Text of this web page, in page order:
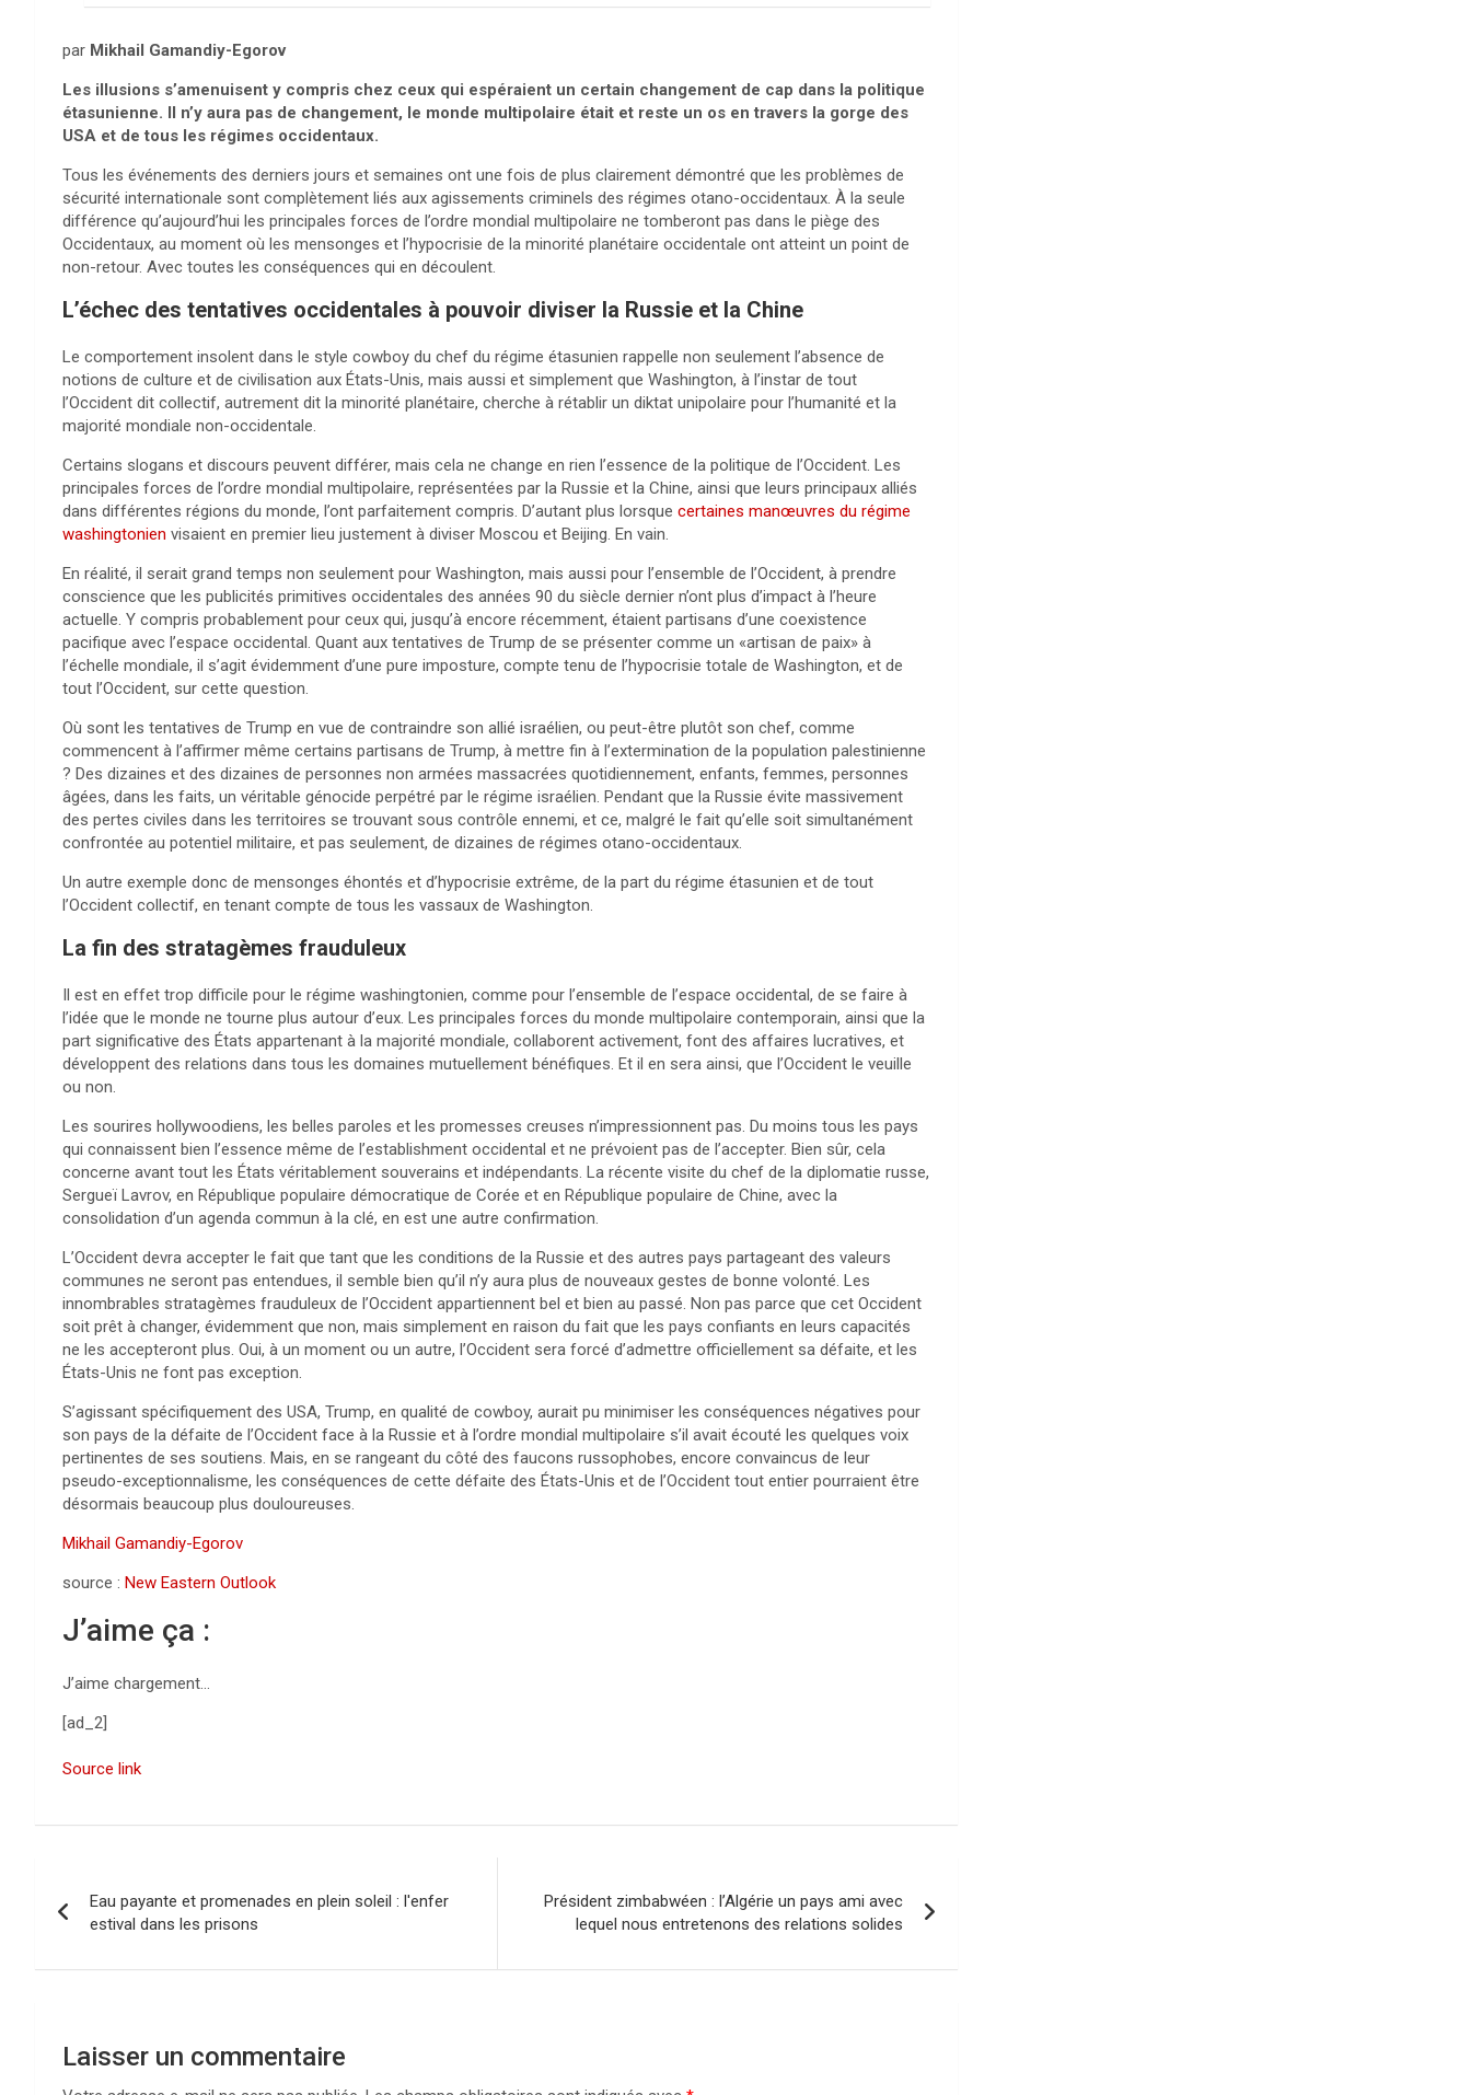
par Mikhail Gamandiy-Egorov
Les illusions s’amenuisent y compris chez ceux qui espéraient un certain changement de cap dans la politique
étasunienne. Il n’y aura pas de changement, le monde multipolaire était et reste un os en travers la gorge des
USA et de tous les régimes occidentaux.
Tous les événements des derniers jours et semaines ont une fois de plus clairement démontré que les problèmes de
sécurité internationale sont complètement liés aux agissements criminels des régimes otano-occidentaux. À la seule
différence qu’aujourd’hui les principales forces de l’ordre mondial multipolaire ne tomberont pas dans le piège des
Occidentaux, au moment où les mensonges et l’hypocrisie de la minorité planétaire occidentale ont atteint un point de
non-retour. Avec toutes les conséquences qui en découlent.
L’échec des tentatives occidentales à pouvoir diviser la Russie et la Chine
Le comportement insolent dans le style cowboy du chef du régime étasunien rappelle non seulement l’absence de
notions de culture et de civilisation aux États-Unis, mais aussi et simplement que Washington, à l’instar de tout
l’Occident dit collectif, autrement dit la minorité planétaire, cherche à rétablir un diktat unipolaire pour l’humanité et la
majorité mondiale non-occidentale.
Certains slogans et discours peuvent différer, mais cela ne change en rien l’essence de la politique de l’Occident. Les
principales forces de l’ordre mondial multipolaire, représentées par la Russie et la Chine, ainsi que leurs principaux alliés
dans différentes régions du monde, l’ont parfaitement compris. D’autant plus lorsque certaines manœuvres du régime
washingtonien visaient en premier lieu justement à diviser Moscou et Beijing. En vain.
En réalité, il serait grand temps non seulement pour Washington, mais aussi pour l’ensemble de l’Occident, à prendre
conscience que les publicités primitives occidentales des années 90 du siècle dernier n’ont plus d’impact à l’heure
actuelle. Y compris probablement pour ceux qui, jusqu’à encore récemment, étaient partisans d’une coexistence
pacifique avec l’espace occidental. Quant aux tentatives de Trump de se présenter comme un «artisan de paix» à
l’échelle mondiale, il s’agit évidemment d’une pure imposture, compte tenu de l’hypocrisie totale de Washington, et de
tout l’Occident, sur cette question.
Où sont les tentatives de Trump en vue de contraindre son allié israélien, ou peut-être plutôt son chef, comme
commencent à l’affirmer même certains partisans de Trump, à mettre fin à l’extermination de la population palestinienne
? Des dizaines et des dizaines de personnes non armées massacrées quotidiennement, enfants, femmes, personnes
âgées, dans les faits, un véritable génocide perpétré par le régime israélien. Pendant que la Russie évite massivement
des pertes civiles dans les territoires se trouvant sous contrôle ennemi, et ce, malgré le fait qu’elle soit simultanément
confrontée au potentiel militaire, et pas seulement, de dizaines de régimes otano-occidentaux.
Un autre exemple donc de mensonges éhontés et d’hypocrisie extrême, de la part du régime étasunien et de tout
l’Occident collectif, en tenant compte de tous les vassaux de Washington.
La fin des stratagèmes frauduleux
Il est en effet trop difficile pour le régime washingtonien, comme pour l’ensemble de l’espace occidental, de se faire à
l’idée que le monde ne tourne plus autour d’eux. Les principales forces du monde multipolaire contemporain, ainsi que la
part significative des États appartenant à la majorité mondiale, collaborent activement, font des affaires lucratives, et
développent des relations dans tous les domaines mutuellement bénéfiques. Et il en sera ainsi, que l’Occident le veuille
ou non.
Les sourires hollywoodiens, les belles paroles et les promesses creuses n’impressionnent pas. Du moins tous les pays
qui connaissent bien l’essence même de l’establishment occidental et ne prévoient pas de l’accepter. Bien sûr, cela
concerne avant tout les États véritablement souverains et indépendants. La récente visite du chef de la diplomatie russe,
Sergueï Lavrov, en République populaire démocratique de Corée et en République populaire de Chine, avec la
consolidation d’un agenda commun à la clé, en est une autre confirmation.
L’Occident devra accepter le fait que tant que les conditions de la Russie et des autres pays partageant des valeurs
communes ne seront pas entendues, il semble bien qu’il n’y aura plus de nouveaux gestes de bonne volonté. Les
innombrables stratagèmes frauduleux de l’Occident appartiennent bel et bien au passé. Non pas parce que cet Occident
soit prêt à changer, évidemment que non, mais simplement en raison du fait que les pays confiants en leurs capacités
ne les accepteront plus. Oui, à un moment ou un autre, l’Occident sera forcé d’admettre officiellement sa défaite, et les
États-Unis ne font pas exception.
S’agissant spécifiquement des USA, Trump, en qualité de cowboy, aurait pu minimiser les conséquences négatives pour
son pays de la défaite de l’Occident face à la Russie et à l’ordre mondial multipolaire s’il avait écouté les quelques voix
pertinentes de ses soutiens. Mais, en se rangeant du côté des faucons russophobes, encore convaincus de leur
pseudo-exceptionnalisme, les conséquences de cette défaite des États-Unis et de l’Occident tout entier pourraient être
désormais beaucoup plus douloureuses.
Mikhail Gamandiy-Egorov
source : New Eastern Outlook
J’aime ça :
J’aime chargement…
[ad_2]
Source link
v
Eau payante et promenades en plein soleil : l'enfer
estival dans les prisons
Président zimbabwéen : l’Algérie un pays ami avec
lequel nous entretenons des relations solides
Laisser un commentaire